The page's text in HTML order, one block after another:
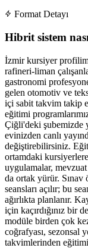
Format Detayı
Hibrit sistem
İzmir kursiyer
rafineri-liman
gastronomi
gelen otomotiv ve
içi sabit takvim takip
eğitimi
Çiğli'deki şubemizde
evinizden canlı
değiştirebilirsiniz.
ortamdaki
uygulamalar, mevzuat
da ortak yürür. Sınav
seansları açılır; bu
ağırlıkta planlanır.
için kaçırdığınız bir
modüle birden çok
coğrafyası, sezonsal
takvimlerinden